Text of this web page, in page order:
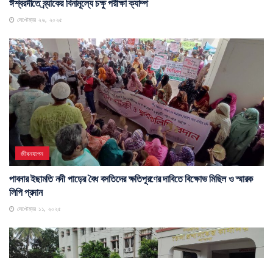
ঈশ্বরদীতে ব্র্যাকের বিনামূল্যে চক্ষু পরীক্ষা ক্যাম্প
সেপ্টেম্বর ২৬, ২০২৫
জীবনযাপন
পাবনার ইছামতি নদী পাড়ের বৈধ বসতিদের ক্ষতিপূরণের দাবিতে বিক্ষোভ মিছিল ও স্মারক
লিপি প্রদান
সেপ্টেম্বর ১১, ২০২৫